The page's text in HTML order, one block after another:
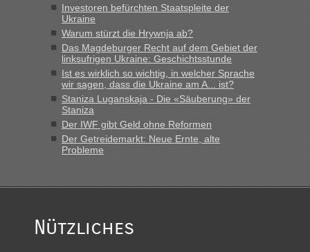
Berichte und Reisetipps • Re: An welchem
Grenzübergang zwischen Polen und der Ukraine geht es am
schnellsten?
„Derzeit, ist es überall sehr voll an den Grenzen Ukraine/
Polen. Zb. Krakovets 100 PKW ca. 10 h Wartezeit. Wollen
Montag rüber, versuchen es sehr früh.“
Investoren befürchten Staatspleite der
Ukraine
Warum stürzt die Hrywnja ab?
Das Magdeburger Recht auf dem Gebiet der
linksufrigen Ukraine: Geschichtsstunde
Ist es wirklich so wichtig, in welcher Sprache
wir sagen, dass die Ukraine am A... ist?
Staniza Luganskaja - Die «Säuberung» der
Staniza
Der IWF gibt Geld ohne Reformen
Der Getreidemarkt: Neue Ernte, alte
Probleme
Nützliches